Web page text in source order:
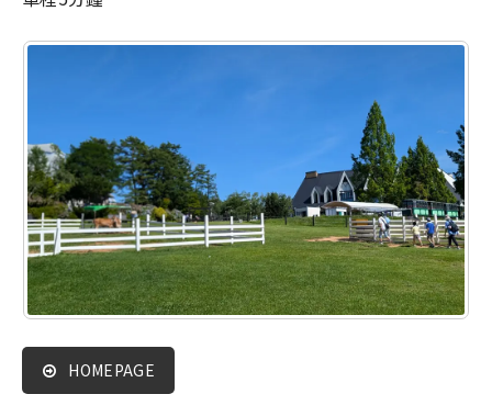
HOMEPAGE